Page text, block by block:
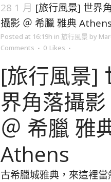
28 1 月 [旅行風景] 世界
攝影 ＠ 希臘 雅典 Athens
Posted at 16:19h in 旅行風景 by
Comments
0 Likes
[旅行風景]
界角落攝影
＠ 希臘 雅
Athens
古希臘城雅典，來這裡當